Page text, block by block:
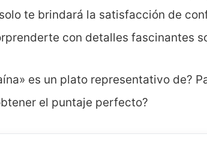
te brindará la satisfacción de
con detalles fascinantes
es un plato representativo de?
el puntaje perfecto?